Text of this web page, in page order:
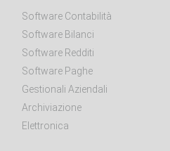
Software Contabilità
Software Bilanci
Software Redditi
Software Paghe
Gestionali Aziendali
Archiviazione
Elettronica